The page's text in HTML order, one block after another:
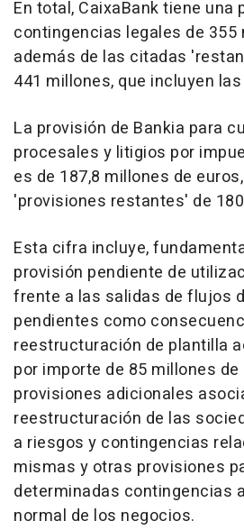
En total, CaixaBank tiene una
contingencias legales de 355
además de las citadas
441 millones, que incluyen
La provisión de Bankia para
procesales y litigios por
es de 187,8 millones de
'provisiones restantes' de
Esta cifra incluye,
provisión pendiente de
frente a las salidas de flujos
pendientes como
reestructuración de plantilla
por importe de 85 millones
provisiones adicionales
reestructuración de las
a riesgos y contingencias
mismas y otras provisiones
determinadas contingencias
normal de los negocios.